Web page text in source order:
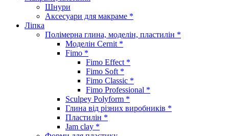
Шнури
Аксесуари для макраме *
Ліпка
Полімерна глина, моделін, пластилін *
Моделін Cernit *
Fimo *
Fimo Effect *
Fimo Soft *
Fimo Classic *
Fimo Professional *
Sculpey Polyform *
Глина від різних виробників *
Пластилін *
Jam clay *